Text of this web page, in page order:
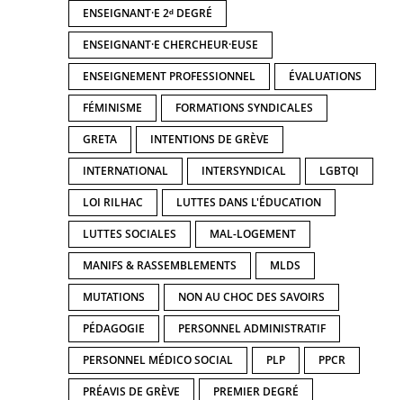
ENSEIGNANT·E 2ᵈ DEGRÉ
ENSEIGNANT·E CHERCHEUR·EUSE
ENSEIGNEMENT PROFESSIONNEL ÉVALUATIONS
FÉMINISME FORMATIONS SYNDICALES
GRETA INTENTIONS DE GRÈVE
INTERNATIONAL INTERSYNDICAL LGBTQI
LOI RILHAC LUTTES DANS L'ÉDUCATION
LUTTES SOCIALES MAL-LOGEMENT
MANIFS & RASSEMBLEMENTS MLDS
MUTATIONS NON AU CHOC DES SAVOIRS
PÉDAGOGIE PERSONNEL ADMINISTRATIF
PERSONNEL MÉDICO SOCIAL PLP PPCR
PRÉAVIS DE GRÈVE PREMIER DEGRÉ